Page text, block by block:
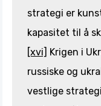
strategi er
kapasitet til å
[xvi] Krigen i
russiske og
vestlige